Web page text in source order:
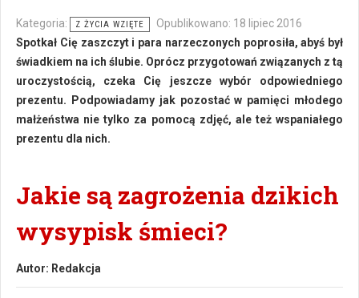
Kategoria: Z ŻYCIA WZIĘTE
Opublikowano: 18 lipiec 2016
Spotkał Cię zaszczyt i para narzeczonych poprosiła, abyś był
świadkiem na ich ślubie. Oprócz przygotowań związanych z tą
uroczystością, czeka Cię jeszcze wybór odpowiedniego
prezentu. Podpowiadamy jak pozostać w pamięci młodego
małżeństwa nie tylko za pomocą zdjęć, ale też wspaniałego
prezentu dla nich.
Jakie są zagrożenia dzikich
wysypisk śmieci?
Autor: Redakcja